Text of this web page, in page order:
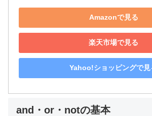
Amazonで見る
楽天市場で見る
Yahoo!ショッピングで見
and・or・notの基本